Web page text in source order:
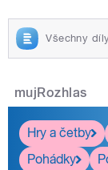
Všechny
mujRozhlas
Hry a četby
Pohádky